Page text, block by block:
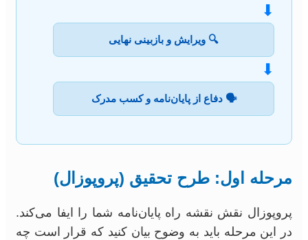
⬇
🔍 ویرایش و بازبینی نهایی
⬇
🗣️ دفاع از پایان‌نامه و کسب مدرک
مرحله اول: طرح تحقیق (پروپوزال)
پروپوزال نقش نقشه راه پایان‌نامه شما را ایفا می‌کند.
در این مرحله باید به وضوح بیان کنید که قرار است چه